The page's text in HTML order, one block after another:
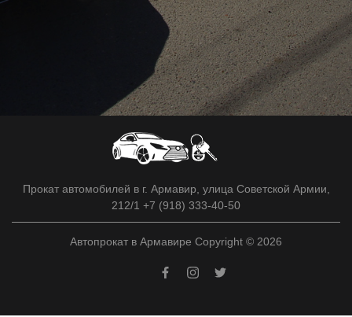
Прокат автомобилей в г. Армавир, улица Советской Армии,
212/1 +7 (918) 333-40-50
Автопрокат в Армавире Copyright © 2026